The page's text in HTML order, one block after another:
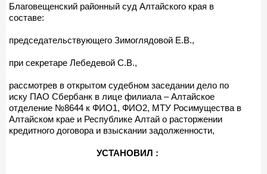
Благовещенский районный суд Алтайского края в
составе:
председательствующего Зимоглядовой Е.В.,
при секретаре Лебедевой С.В.,
рассмотрев в открытом судебном заседании дело по
иску ПАО Сбербанк в лице филиала – Алтайское
отделение №8644 к ФИО1, ФИО2, МТУ Росимущества в
Алтайском крае и Республике Алтай о расторжении
кредитного договора и взыскании задолженности,
УСТАНОВИЛ :